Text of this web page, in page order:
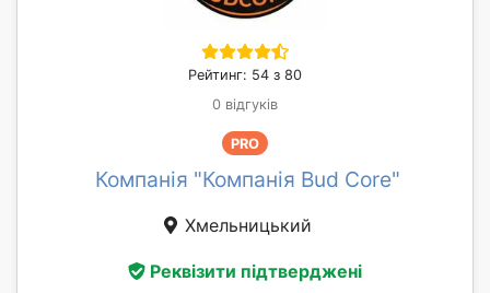
Рейтинг: 54 з 80
0 відгуків
PRO
Компанія "Компанія Bud Core"
Хмельницький
Реквізити підтверджені